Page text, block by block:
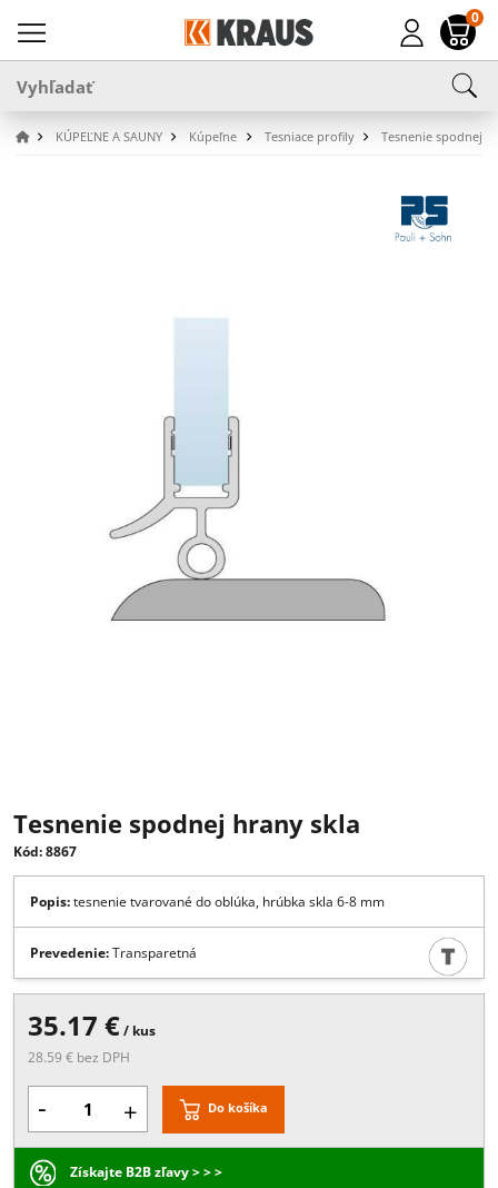
0
KÚPEĽNE A SAUNY Kúpeľne Tesniace profily Tesnenie spodnej
Tesnenie spodnej hrany skla
Kód: 8867
Popis:tesnenie tvarované do oblúka, hrúbka skla 6-8 mm
Prevedenie:Transparetná
35.17 €/ kus
28.59 € bez DPH